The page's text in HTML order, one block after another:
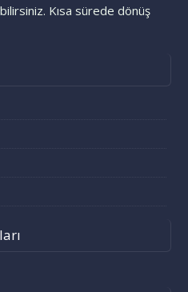
Kısa sürede dönüş